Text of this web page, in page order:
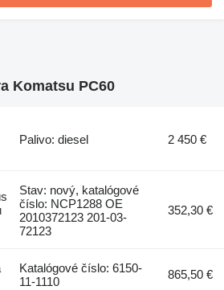
Komatsu PC60
Palivo: diesel 2 450 €
Stav: nový, katalógové
číslo: NCP1288 OE
2010372123 201-03-
72123
352,30 €
Katalógové číslo: 6150-
11-1110
865,50 €